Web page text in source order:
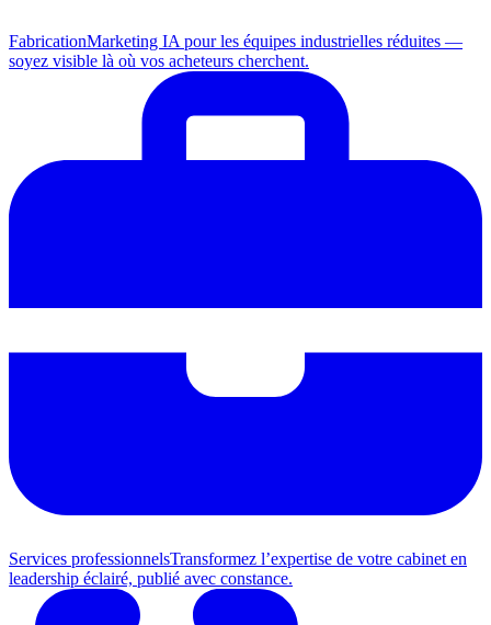
FabricationMarketing IA pour les équipes industrielles réduites —
soyez visible là où vos acheteurs cherchent.
Services professionnelsTransformez l’expertise de votre cabinet en
leadership éclairé, publié avec constance.